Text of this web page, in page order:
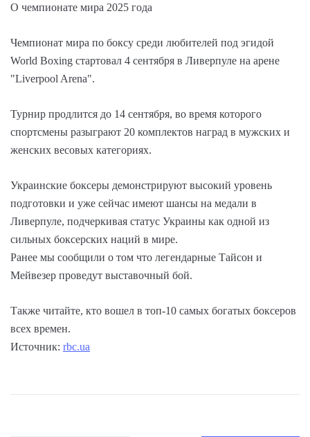
О чемпионате мира 2025 года
Чемпионат мира по боксу среди любителей под эгидой
World Boxing стартовал 4 сентября в Ливерпуле на арене
"Liverpool Arena".
Турнир продлится до 14 сентября, во время которого
спортсмены разыграют 20 комплектов наград в мужских и
женских весовых категориях.
Украинские боксеры демонстрируют высокий уровень
подготовки и уже сейчас имеют шансы на медали в
Ливерпуле, подчеркивая статус Украины как одной из
сильных боксерских наций в мире.
Ранее мы сообщили о том что легендарные Тайсон и
Мейвезер проведут выставочный бой.
Также читайте, кто вошел в топ-10 самых богатых боксеров
всех времен.
Источник: rbc.ua